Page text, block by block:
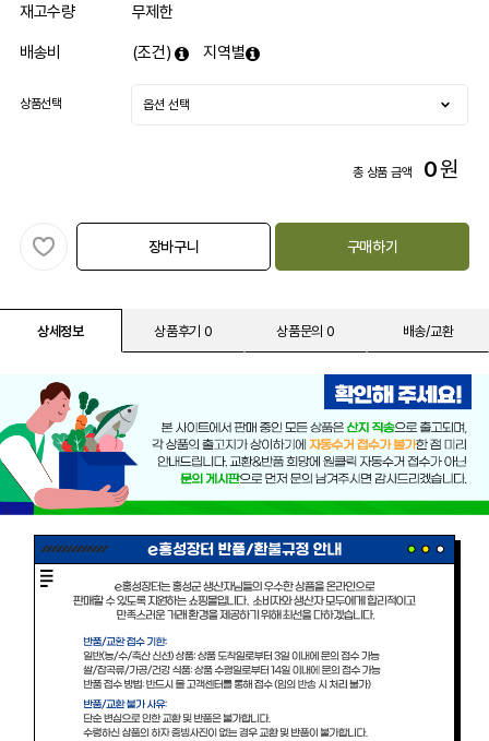
재고수량 무제한
배송비 (조건) 지역별
상품선택
총 상품 금액 0원
장바구니 구매하기
상세정보 상품후기 0 상품문의 0 배송/교환